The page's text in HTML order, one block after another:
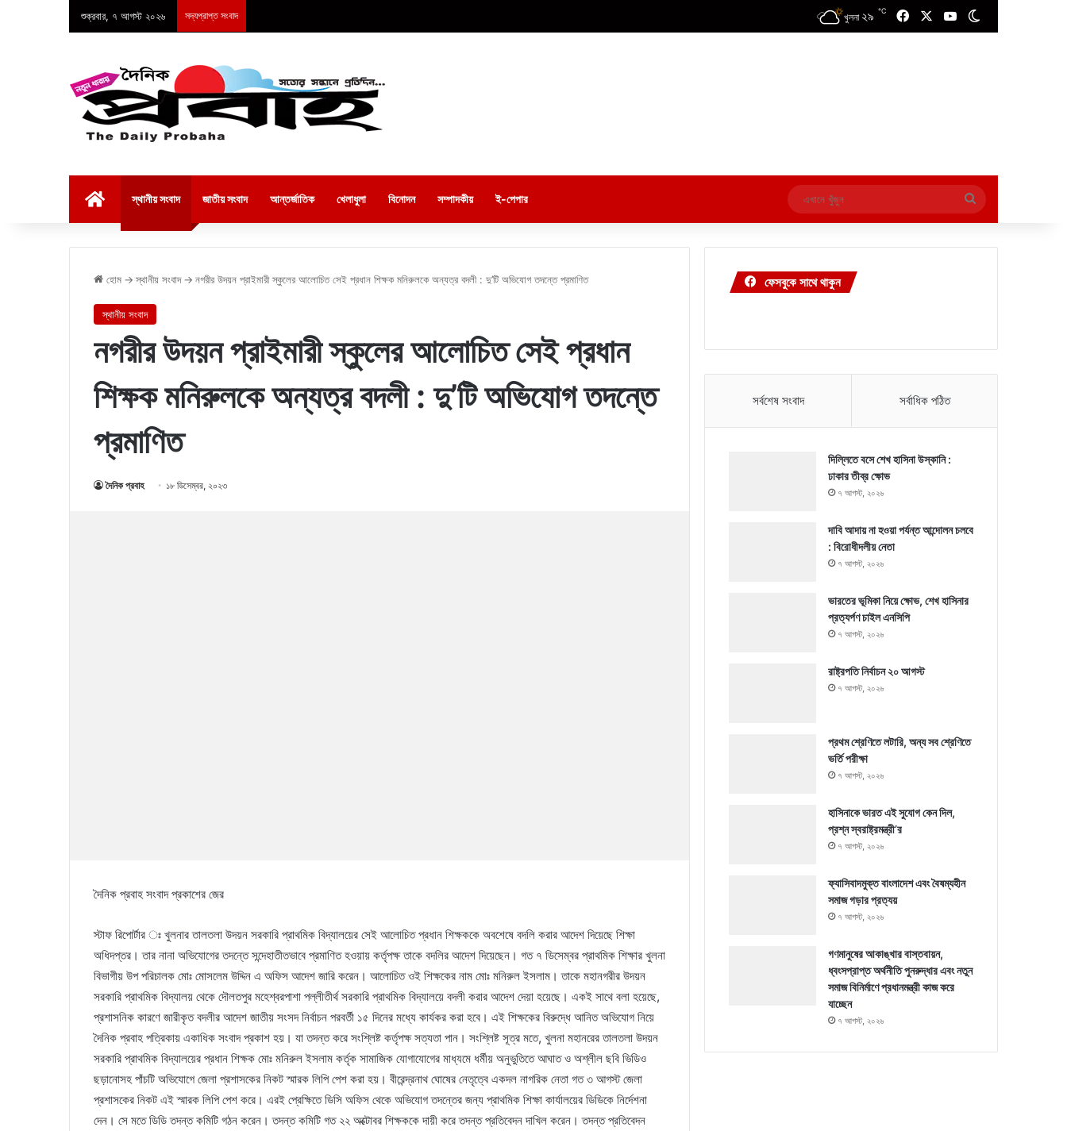
শুক্রবার, ৭ আগস্ট ২০২৬ সদ্যপ্রাপ্ত সংবাদ খুলনা ২৯ ℃ FacebookYouTube
স্থানীয় সংবাদ জাতীয় সংবাদ আন্তর্জাতিক খেলাধুলা বিনোদন সম্পাদকীয় ই-পেপার
এখানে
খুঁজুন
হোম → স্থানীয় সংবাদ → নগরীর উদয়ন প্রাইমারী স্কুলের আলোচিত সেই প্রধান শিক্ষক মনিরুলকে অন্যত্র বদলী : দু’টি অভিযোগ তদন্তে প্রমাণিত
স্থানীয় সংবাদ
নগরীর উদয়ন প্রাইমারী স্কুলের আলোচিত সেই প্রধান
শিক্ষক মনিরুলকে অন্যত্র বদলী : দু’টি অভিযোগ তদন্তে
প্রমাণিত
দৈনিক প্রবাহ ১৮ ডিসেম্বর, ২০২৩
দৈনিক প্রবাহ সংবাদ প্রকাশের জের
স্টাফ রিপোর্টার ঃ খুলনার তালতলা উদয়ন সরকারি প্রাথমিক বিদ্যালয়ের সেই আলোচিত প্রধান শিক্ষককে অবশেষে বদলি করার আদেশ দিয়েছে শিক্ষা
অধিদপ্তর। তার নানা অভিযোগের তদন্তে সন্দেহাতীতভাবে প্রমাণিত হওয়ায় কর্তৃপক্ষ তাকে বদলির আদেশ দিয়েছেন। গত ৭ ডিসেম্বর প্রাথমিক শিক্ষার খুলনা
বিভাগীয় উপ পরিচালক মোঃ মোসলেম উদ্দিন এ অফিস আদেশ জারি করেন। আলোচিত ওই শিক্ষকের নাম মোঃ মনিরুল ইসলাম। তাকে মহানগরীর উদয়ন
সরকারি প্রাথমিক বিদ্যালয় থেকে দৌলতপুর মহেশ্বরপাশা পল্লীতীর্থ সরকারি প্রাথমিক বিদ্যালয়ে বদলী করার আদেশ দেয়া হয়েছে। একই সাথে বলা হয়েছে,
প্রশাসনিক কারণে জারীকৃত বদলীর আদেশ জাতীয় সংসদ নির্বাচন পরবর্তী ১৫ দিনের মধ্যে কার্যকর করা হবে। এই শিক্ষকের বিরুদ্ধে আনিত অভিযোগ নিয়ে
দৈনিক প্রবাহ পত্রিকায় একাধিক সংবাদ প্রকাশ হয়। যা তদন্ত করে সংশ্লিষ্ট কর্তৃপক্ষ সত্যতা পান। সংশ্লিষ্ট সূত্র মতে, খুলনা মহানরের তালতলা উদয়ন
সরকারি প্রাথমিক বিদ্যালয়ের প্রধান শিক্ষক মোঃ মনিরুল ইসলাম কর্তৃক সামাজিক যোগাযোগের মাধ্যমে ধর্মীয় অনুভুতিতে আঘাত ও অশ্লীল ছবি ভিডিও
ছড়ানোসহ পাঁচটি অভিযোগে জেলা প্রশাসকের নিকট স্মারক লিপি পেশ করা হয়। বীরেন্দ্রনাথ ঘোষের নেতৃত্বে একদল নাগরিক নেতা গত ৩ আগস্ট জেলা
প্রশাসকের নিকট এই স্মারক লিপি পেশ করে। এরই প্রেক্ষিতে ডিসি অফিস থেকে অভিযোগ তদন্তের জন্য প্রাথমিক শিক্ষা কার্যালয়ের ডিডিকে নির্দেশনা
দেন। সে মতে ডিডি তদন্ত কমিটি গঠন করেন। তদন্ত কমিটি গত ২২ অক্টোবর শিক্ষককে দায়ী করে তদন্ত প্রতিবেদন দাখিল করেন। তদন্ত প্রতিবেদন
ফেসবুকে সাথে থাকুন
সর্বশেষ সংবাদ সর্বাধিক পঠিত
দিল্লিতে বসে শেখ হাসিনা উস্কানি :
ঢাকার তীব্র ক্ষোভ
৭ আগস্ট, ২০২৬
দাবি আদায় না হওয়া পর্যন্ত আন্দোলন চলবে
: বিরোধীদলীয় নেতা
৭ আগস্ট, ২০২৬
ভারতের ভূমিকা নিয়ে ক্ষোভ, শেখ হাসিনার
প্রত্যর্পণ চাইল এনসিপি
৭ আগস্ট, ২০২৬
রাষ্ট্রপতি নির্বাচন ২০ আগস্ট
৭ আগস্ট, ২০২৬
প্রথম শ্রেণিতে লটারি, অন্য সব শ্রেণিতে
ভর্তি পরীক্ষা
৭ আগস্ট, ২০২৬
হাসিনাকে ভারত এই সুযোগ কেন দিল,
প্রশ্ন স্বরাষ্ট্রমন্ত্রী’র
৭ আগস্ট, ২০২৬
ফ্যাসিবাদমুক্ত বাংলাদেশ এবং বৈষম্যহীন
সমাজ গড়ার প্রত্যয়
৭ আগস্ট, ২০২৬
গণমানুষের আকাঙ্খার বাস্তবায়ন,
ধ্বংসপ্রাপ্ত অর্থনীতি পুনরুদ্ধার এবং নতুন
সমাজ বিনির্মাণে প্রধানমন্ত্রী কাজ করে
যাচ্ছেন
৭ আগস্ট, ২০২৬